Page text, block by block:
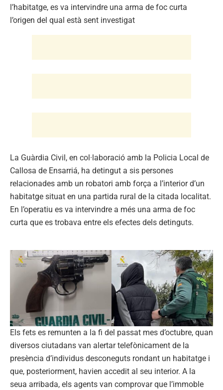
l’habitatge, es va intervindre una arma de foc curta
l’origen del qual està sent investigat
La Guàrdia Civil, en col·laboració amb la Policia Local de
Callosa de Ensarriá, ha detingut a sis persones
relacionades amb un robatori amb força a l’interior d’un
habitatge situat en una partida rural de la citada localitat.
En l’operatiu es va intervindre a més una arma de foc
curta que es trobava entre els efectes dels detinguts.
Els fets es remunten a la fi del passat mes d’octubre, quan
diversos ciutadans van alertar telefònicament de la
presència d’individus desconeguts rondant un habitatge i
que, posteriorment, havien accedit al seu interior. A la
seua arribada, els agents van comprovar que l’immoble